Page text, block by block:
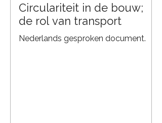
nog in silo’s. Juist daarom groeit de
behoefte aan een onafhankelijke
verbinden, coördineren en
Circulariteit in de bouw;
de rol van transport
Nederlands gesproken document.